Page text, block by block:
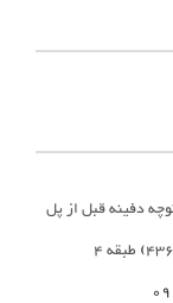
دفینه قبل از پل